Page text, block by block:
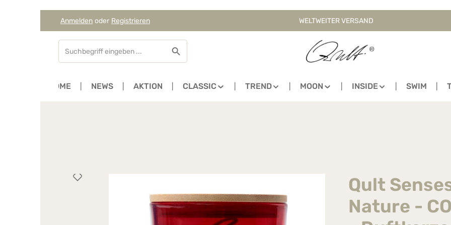
Zum Hauptinhalt springen
Zur Suche springen
Zur Hauptnavigation springen
Anmelden oder Registrieren WELTWEITER VERSAND
HOME NEWS AKTION CLASSIC TREND MOON INSIDE SWIM
Bildergalerie überspringen
Qult
Nature -